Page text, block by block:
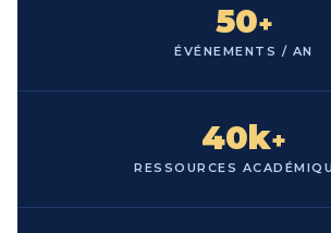
50+
ÉVÉNEMENTS / AN
40k+
RESSOURCES